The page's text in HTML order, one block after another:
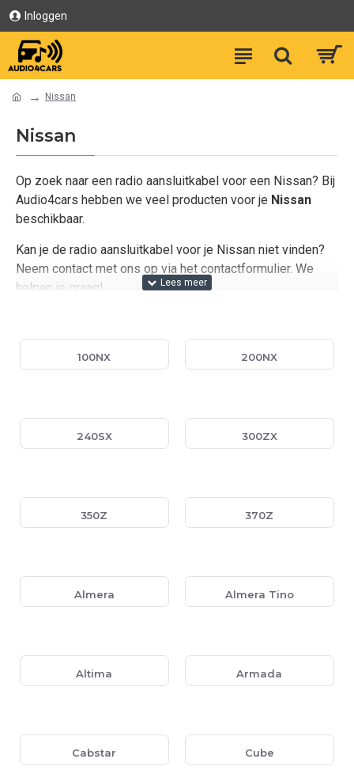
Inloggen
Nissan
Nissan
Op zoek naar een radio aansluitkabel voor een Nissan? Bij
Audio4cars hebben we veel producten voor je Nissan
beschikbaar.
Kan je de radio aansluitkabel voor je Nissan niet vinden?
Neem contact met ons op via het contactformulier. We
helpen je graag!
100NX 200NX
240SX 300ZX
350Z 370Z
Almera Almera Tino
Altima Armada
Cabstar Cube